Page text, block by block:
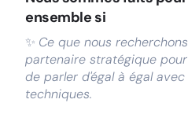
ensemble si
✨ Ce que nous
partenaire stratégique
de parler d'égal à égal
techniques.